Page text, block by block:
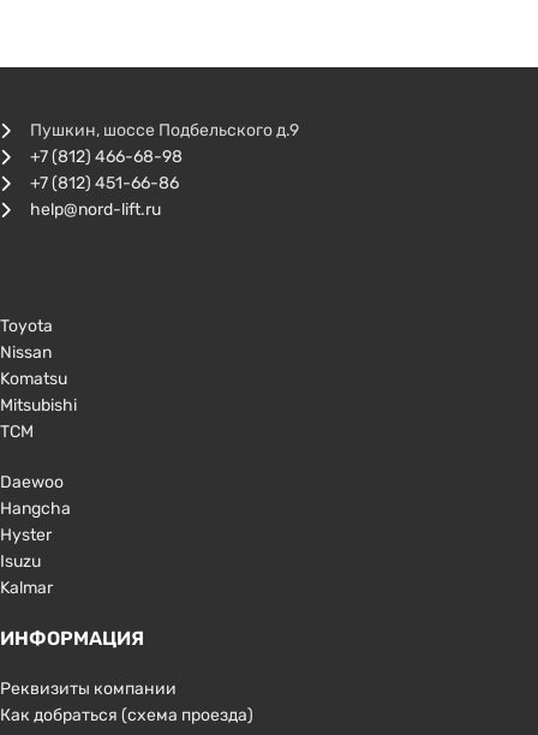
Пушкин, шоссе Подбельского д.9
+7 (812) 466-68-98
+7 (812) 451-66-86
help@nord-lift.ru
Toyota
Nissan
Komatsu
Mitsubishi
TCM
Daewoo
Hangcha
Hyster
Isuzu
Kalmar
ИНФОРМАЦИЯ
Реквизиты компании
Как добраться (схема проезда)